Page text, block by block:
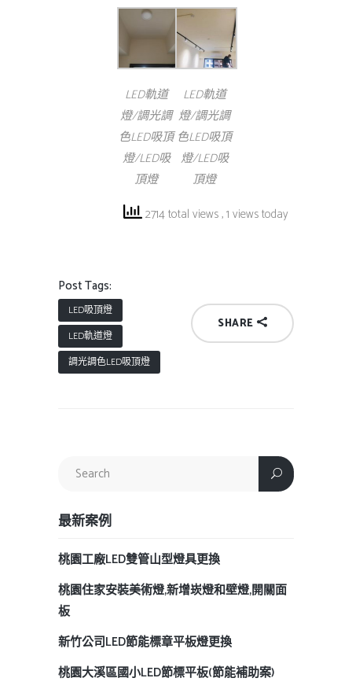
LED軌道
燈/調光調
色LED吸頂
燈/LED吸
頂燈
LED軌道
燈/調光調
色LED吸頂
燈/LED吸
頂燈
2714 total views, 1 views today
Post Tags:
LED吸頂燈
LED軌道燈
調光調色LED吸頂燈
SHARE
最新案例
桃園工廠LED雙管山型燈具更換
桃園住家安裝美術燈,新增崁燈和壁燈,開關面
板
新竹公司LED節能標章平板燈更換
桃園大溪區國小LED節標平板(節能補助案)